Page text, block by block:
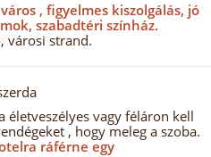
, figyelmes kiszolgálás, jó
szabadtéri színház.
városi strand.
vagy féláron kell
, hogy meleg a szoba.
ráférne egy